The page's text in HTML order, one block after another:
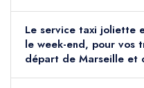
Le service taxi joliette
le week-end, pour vos
départ de Marseille et